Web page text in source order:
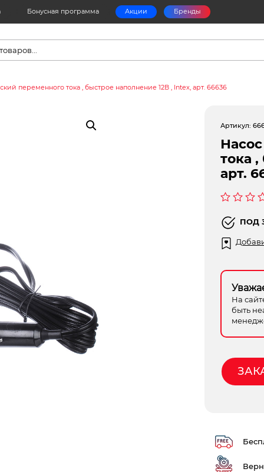
Бонусная программа Акции Бренды
переменного тока , быстрое наполнение 12В , Intex, арт. 66636
Артикул:
тока
арт.
0
из
5
ПОД
На
быть